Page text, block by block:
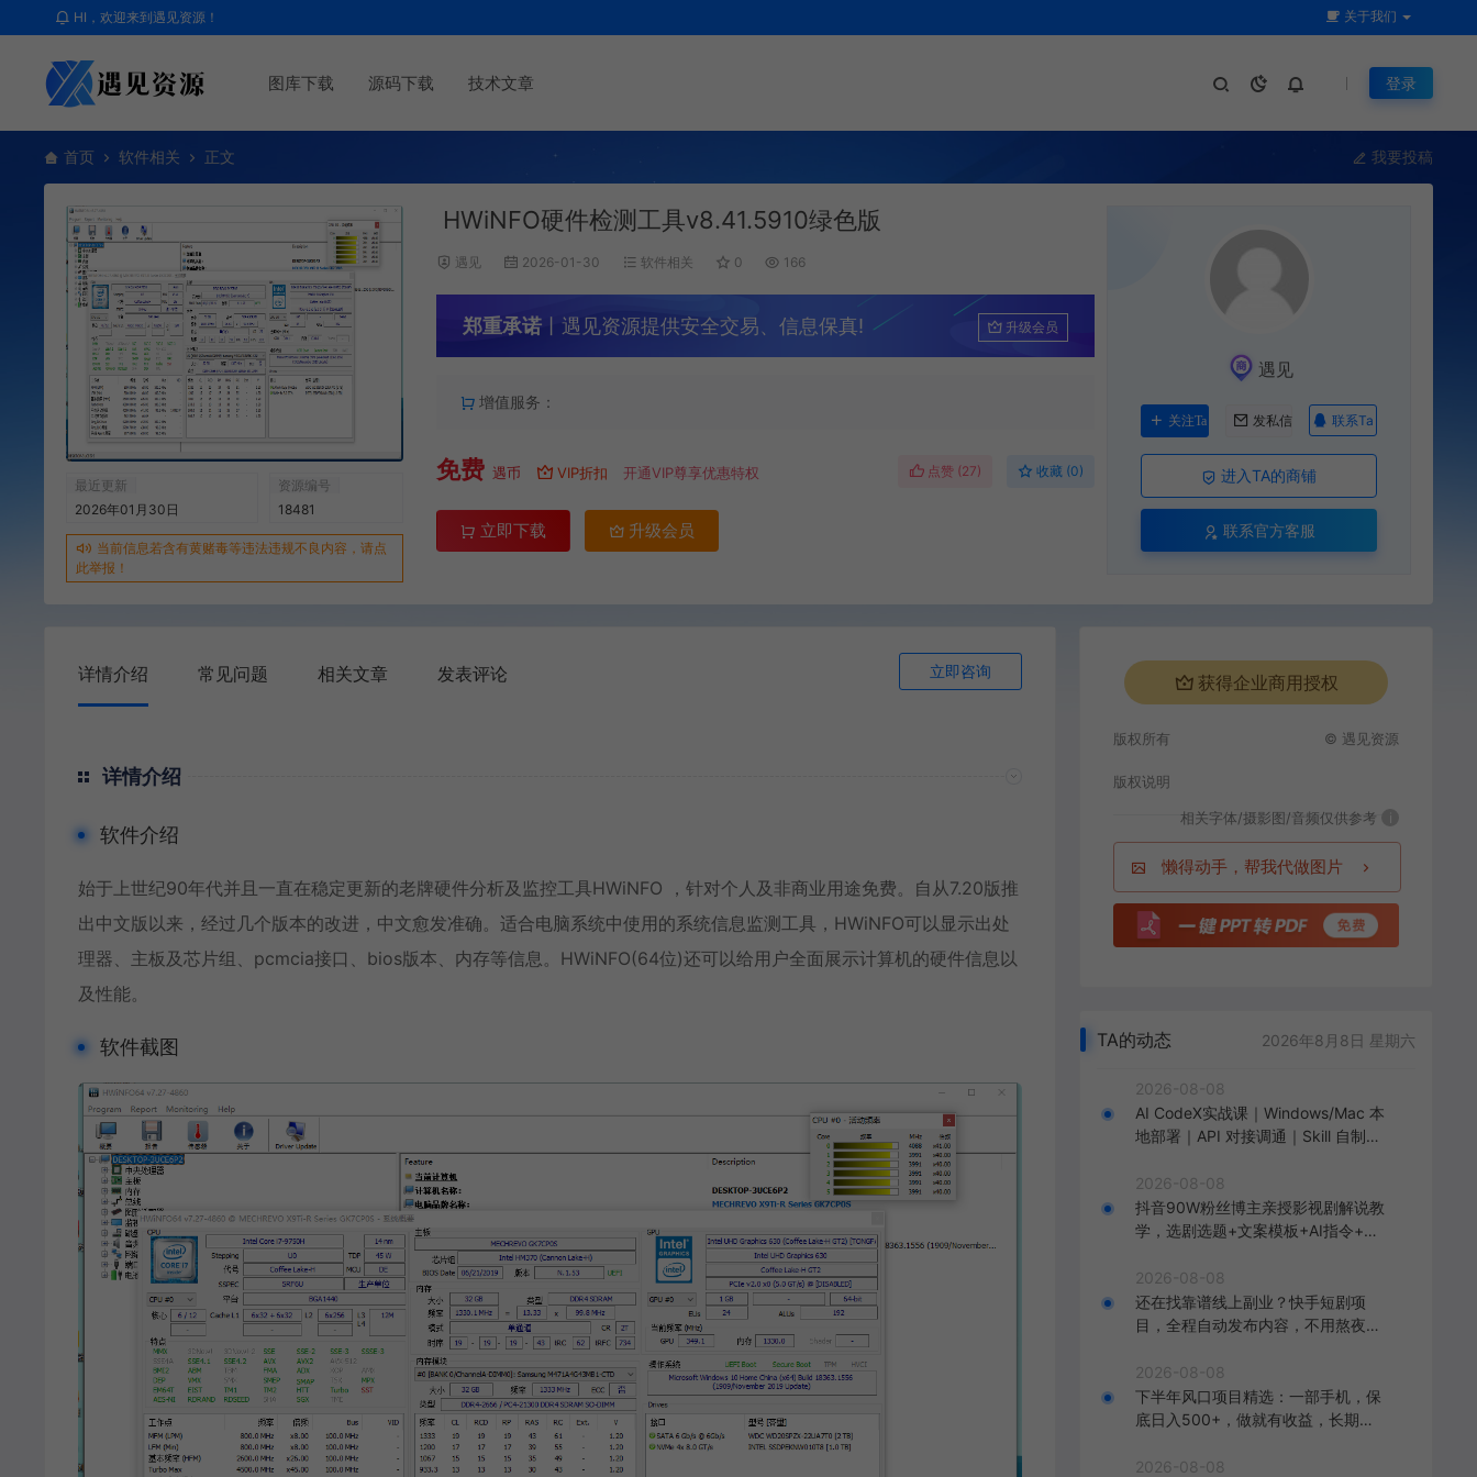
HI，欢迎来到遇见资源！ 关于我们
图库下载 源码下载 技术文章 登录
首页 软件相关 正文 我要投稿
最近更新
2026年01月30日
资源编号
18481
当前信息若含有黄赌毒等违法违规不良内容，请点
此举报！
HWiNFO硬件检测工具v8.41.5910绿色版
遇见 2026-01-30 软件相关 0 166
郑重承诺 丨遇见资源提供安全交易、信息保真! 升级会员
增值服务：
免费 遇币 VIP折扣 开通VIP尊享优惠特权 点赞 (27) 收藏 (0)
立即下载 升级会员
遇见
关注Ta 发私信 联系Ta
进入TA的商铺
联系官方客服
详情介绍 常见问题 相关文章 发表评论 立即咨询
详情介绍
软件介绍
始于上世纪90年代并且一直在稳定更新的老牌硬件分析及监控工具HWiNFO ，针对个人及非商业用途免费。自从7.20版推
出中文版以来，经过几个版本的改进，中文愈发准确。适合电脑系统中使用的系统信息监测工具，HWiNFO可以显示出处
理器、主板及芯片组、pcmcia接口、bios版本、内存等信息。HWiNFO(64位)还可以给用户全面展示计算机的硬件信息以
及性能。
软件截图
获得企业商用授权
版权所有 © 遇见资源
版权说明
相关字体/摄影图/音频仅供参考 i
懒得动手，帮我代做图片
TA的动态 2026年8月8日 星期六
2026-08-08
AI CodeX实战课｜Windows/Mac 本
地部署｜API 对接调通｜Skill 自制｜
地全教程
2026-08-08
抖音90W粉丝博主亲授影视剧解说教
学，选剧选题+文案模板+AI指令+剪
独家收益
2026-08-08
还在找靠谱线上副业？快手短剧项
目，全程自动发布内容，不用熬夜做
2026-08-08
下半年风口项目精选：一部手机，保
底日入500+，做就有收益，长期稳
2026-08-08